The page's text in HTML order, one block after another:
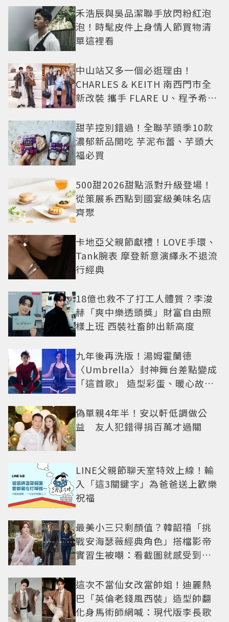
禾浩辰與吳品潔聯手放閃粉紅泡
泡！時髦皮件上身情人節買物清
單這裡看
中山站又多一個必逛理由！
CHARLES & KEITH 南西門市全
新改裝 攜手 FLARE U、程予希演
甜芋控別錯過！全聯芋頭季10款
濃郁新品開吃 芋泥布蕾、芋頭大
福必買
500甜2026甜點派對升級登場！
從策展系西點到國宴級美味名店
齊聚
卡地亞父親節獻禮！LOVE手環、
Tank腕表 摩登新意演繹永不退流
行經典
18億也救不了打工人體質？李浚
赫「爽中樂透頭獎」財富自由照
樣上班 西裝社畜帥出新高度
九年後再洗版！湯姆霍蘭德
〈Umbrella〉封神舞台差點變成
「這首歌」 造型彩蛋、暖心故事
偽單親4年半！安以軒低調做公
益 友人犯錯得捐百萬才過關
LINE父親節聊天室特效上線！輸
入「這3關鍵字」為爸爸送上歡樂
祝福
最美小三只剩顏值？韓韶禧「挑
戰安海瑟薇經典角色」搭檔影帝
實習生被嘲：看截圖就感受到演
這次不當仙女改當帥姐！迪麗熱
巴「英倫老錢風西裝」造型帥翻
化身馬術師網喊：現代版李長歌